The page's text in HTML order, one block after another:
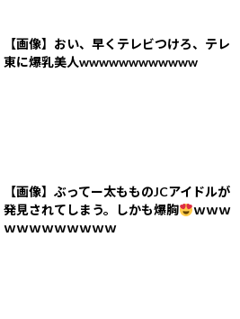
【画像】おい、早くテレビつけろ、テレ
東に爆乳美人wwwwwwwwwwww
【画像】ぶってー太もものJCアイドルが
発見されてしまう。しかも爆胸
ｗｗｗ
ｗｗｗｗｗｗｗｗｗ